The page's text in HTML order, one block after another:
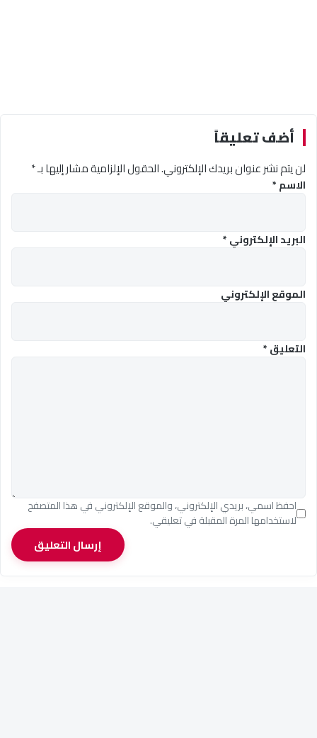
أضف تعليقاً
لن يتم نشر عنوان بريدك الإلكتروني.الحقول الإلزامية مشار إليها بـ*
الاسم*
البريد الإلكتروني*
الموقع الإلكتروني
التعليق*
احفظ اسمي، بريدي الإلكتروني، والموقع الإلكتروني في هذا المتصفح
لاستخدامها المرة المقبلة في تعليقي.
إرسال التعليق